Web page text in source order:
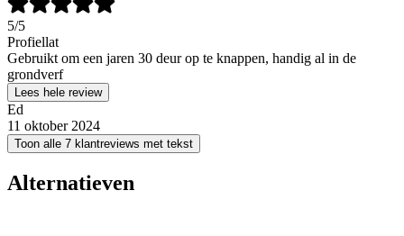
5/5
Profiellat
Gebruikt om een jaren 30 deur op te knappen, handig al in de
grondverf
Lees hele review
Ed
11 oktober 2024
Toon alle 7 klantreviews met tekst
Alternatieven